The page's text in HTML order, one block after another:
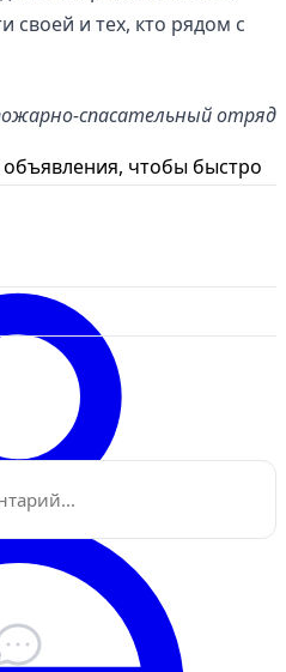
чтобы быстро
своей и тех, кто рядом с
спасательный отряд